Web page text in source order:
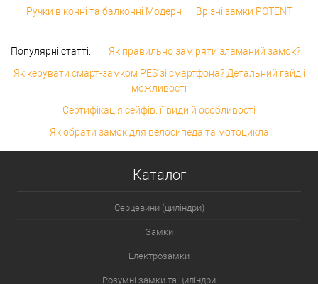
Ручки віконні та балконні Модерн
Врізні замки POTENT
Популярні статті:
Як правильно заміряти зламаний замок?
Як керувати смарт-замком PES зі смартфона? Детальний гайд і
можливості
Сертифікація сейфів: її види й особливості
Як обрати замок для велосипеда та мотоцикла
Каталог
Серцевини (циліндри)
Замки
Електрозамки
Розумні замки та циліндри